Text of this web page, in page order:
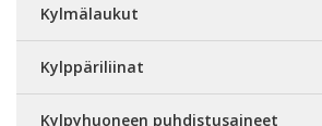
Kylmälaukut
Kylppäriliinat
Kylpyhuoneen puhdistusaineet